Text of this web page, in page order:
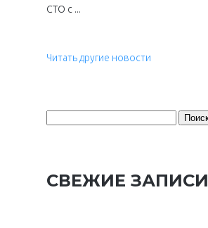
СТО с ...
Читать другие новости
СВЕЖИЕ ЗАПИСИ